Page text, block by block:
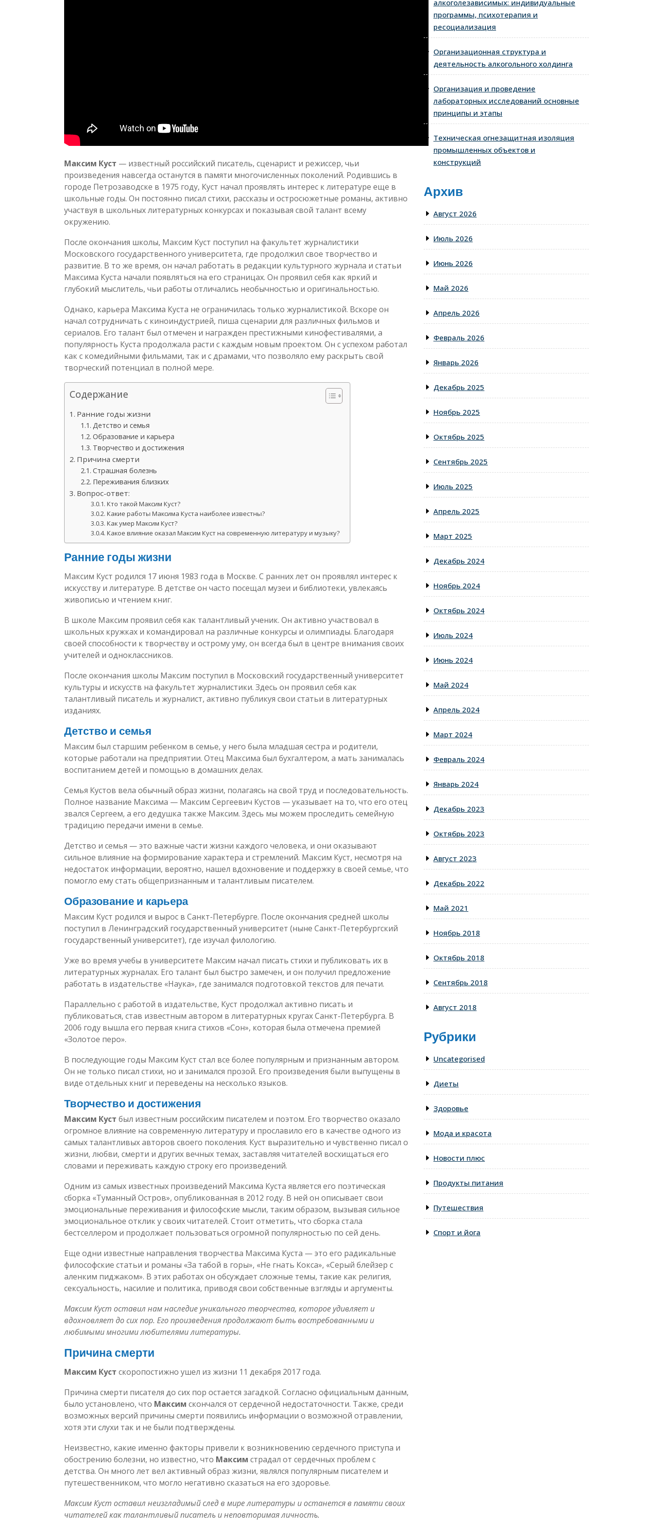
Максим Куст — известный российский писатель, сценарист и режиссер, чьи
произведения навсегда останутся в памяти многочисленных поколений. Родившись в
городе Петрозаводске в 1975 году, Куст начал проявлять интерес к литературе еще в
школьные годы. Он постоянно писал стихи, рассказы и остросюжетные романы, активно
участвуя в школьных литературных конкурсах и показывая свой талант всему
окружению.
После окончания школы, Максим Куст поступил на факультет журналистики
Московского государственного университета, где продолжил свое творчество и
развитие. В то же время, он начал работать в редакции культурного журнала и статьи
Максима Куста начали появляться на его страницах. Он проявил себя как яркий и
глубокий мыслитель, чьи работы отличались необычностью и оригинальностью.
Однако, карьера Максима Куста не ограничилась только журналистикой. Вскоре он
начал сотрудничать с киноиндустрией, пиша сценарии для различных фильмов и
сериалов. Его талант был отмечен и награжден престижными кинофестивалями, а
популярность Куста продолжала расти с каждым новым проектом. Он с успехом работал
как с комедийными фильмами, так и с драмами, что позволяло ему раскрыть свой
творческий потенциал в полной мере.
Содержание
Ранние годы жизни
Детство и семья
Образование и карьера
Творчество и достижения
Причина смерти
Страшная болезнь
Переживания близких
Вопрос-ответ:
Кто такой Максим Куст?
Какие работы Максима Куста наиболее известны?
Как умер Максим Куст?
Какое влияние оказал Максим Куст на современную литературу и музыку?
Ранние годы жизни
Максим Куст родился 17 июня 1983 года в Москве. С ранних лет он проявлял интерес к
искусству и литературе. В детстве он часто посещал музеи и библиотеки, увлекаясь
живописью и чтением книг.
В школе Максим проявил себя как талантливый ученик. Он активно участвовал в
школьных кружках и командировал на различные конкурсы и олимпиады. Благодаря
своей способности к творчеству и острому уму, он всегда был в центре внимания своих
учителей и одноклассников.
После окончания школы Максим поступил в Московский государственный университет
культуры и искусств на факультет журналистики. Здесь он проявил себя как
талантливый писатель и журналист, активно публикуя свои статьи в литературных
изданиях.
Детство и семья
Максим был старшим ребенком в семье, у него была младшая сестра и родители,
которые работали на предприятии. Отец Максима был бухгалтером, а мать занималась
воспитанием детей и помощью в домашних делах.
Семья Кустов вела обычный образ жизни, полагаясь на свой труд и последовательность.
Полное название Максима — Максим Сергеевич Кустов — указывает на то, что его отец
звался Сергеем, а его дедушка также Максим. Здесь мы можем проследить семейную
традицию передачи имени в семье.
Детство и семья — это важные части жизни каждого человека, и они оказывают
сильное влияние на формирование характера и стремлений. Максим Куст, несмотря на
недостаток информации, вероятно, нашел вдохновение и поддержку в своей семье, что
помогло ему стать общепризнанным и талантливым писателем.
Образование и карьера
Максим Куст родился и вырос в Санкт-Петербурге. После окончания средней школы
поступил в Ленинградский государственный университет (ныне Санкт-Петербургский
государственный университет), где изучал филологию.
Уже во время учебы в университете Максим начал писать стихи и публиковать их в
литературных журналах. Его талант был быстро замечен, и он получил предложение
работать в издательстве «Наука», где занимался подготовкой текстов для печати.
Параллельно с работой в издательстве, Куст продолжал активно писать и
публиковаться, став известным автором в литературных кругах Санкт-Петербурга. В
2006 году вышла его первая книга стихов «Сон», которая была отмечена премией
«Золотое перо».
В последующие годы Максим Куст стал все более популярным и признанным автором.
Он не только писал стихи, но и занимался прозой. Его произведения были выпущены в
виде отдельных книг и переведены на несколько языков.
Творчество и достижения
Максим Куст был известным российским писателем и поэтом. Его творчество оказало
огромное влияние на современную литературу и прославило его в качестве одного из
самых талантливых авторов своего поколения. Куст выразительно и чувственно писал о
жизни, любви, смерти и других вечных темах, заставляя читателей восхищаться его
словами и переживать каждую строку его произведений.
Одним из самых известных произведений Максима Куста является его поэтическая
сборка «Туманный Остров», опубликованная в 2012 году. В ней он описывает свои
эмоциональные переживания и философские мысли, таким образом, вызывая сильное
эмоциональное отклик у своих читателей. Стоит отметить, что сборка стала
бестселлером и продолжает пользоваться огромной популярностью по сей день.
Еще одни известные направления творчества Максима Куста — это его радикальные
философские статьи и романы «За табой в горы», «Не гнать Кокса», «Серый блейзер с
аленким пиджаком». В этих работах он обсуждает сложные темы, такие как религия,
сексуальность, насилие и политика, приводя свои собственные взгляды и аргументы.
Максим Куст оставил нам наследие уникального творчества, которое удивляет и
вдохновляет до сих пор. Его произведения продолжают быть востребованными и
любимыми многими любителями литературы.
Причина смерти
Максим Куст скоропостижно ушел из жизни 11 декабря 2017 года.
Причина смерти писателя до сих пор остается загадкой. Согласно официальным данным,
было установлено, что Максим скончался от сердечной недостаточности. Также, среди
возможных версий причины смерти появились информации о возможной отравлении,
хотя эти слухи так и не были подтверждены.
Неизвестно, какие именно факторы привели к возникновению сердечного приступа и
обострению болезни, но известно, что Максим страдал от сердечных проблем с
детства. Он много лет вел активный образ жизни, являлся популярным писателем и
путешественником, что могло негативно сказаться на его здоровье.
Максим Куст оставил неизгладимый след в мире литературы и останется в памяти своих
читателей как талантливый писатель и неповторимая личность.
алкоголезависимых: индивидуальные
программы, психотерапия и
ресоциализация
Организационная структура и
деятельность алкогольного холдинга
Организация и проведение
лабораторных исследований основные
принципы и этапы
Техническая огнезащитная изоляция
промышленных объектов и
конструкций
Архив
Август 2026
Июль 2026
Июнь 2026
Май 2026
Апрель 2026
Февраль 2026
Январь 2026
Декабрь 2025
Ноябрь 2025
Октябрь 2025
Сентябрь 2025
Июль 2025
Апрель 2025
Март 2025
Декабрь 2024
Ноябрь 2024
Октябрь 2024
Июль 2024
Июнь 2024
Май 2024
Апрель 2024
Март 2024
Февраль 2024
Январь 2024
Декабрь 2023
Октябрь 2023
Август 2023
Декабрь 2022
Май 2021
Ноябрь 2018
Октябрь 2018
Сентябрь 2018
Август 2018
Рубрики
Uncategorised
Диеты
Здоровье
Мода и красота
Новости плюс
Продукты питания
Путешествия
Спорт и йога